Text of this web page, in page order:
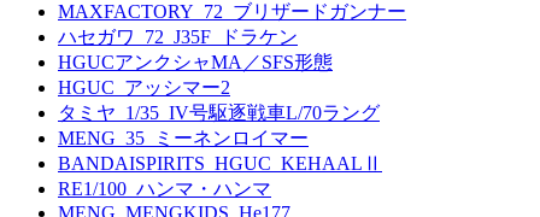
MAXFACTORY_72_ブリザードガンナー
ハセガワ_72_J35F_ドラケン
HGUCアンクシャMA／SFS形態
HGUC_アッシマー2
タミヤ_1/35_IV号駆逐戦車L/70ラング
MENG_35_ミーネンロイマー
BANDAISPIRITS_HGUC_KEHAALⅡ
RE1/100_ハンマ・ハンマ
MENG_MENGKIDS_He177